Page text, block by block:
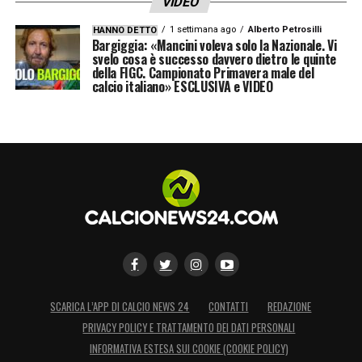
cintura Ito.Termina 2-2 una gara
correttissima, con soli 14 falli (7 a testa).
Solo gli olandesi sono stati ammoniti (3),
nessun cartellino per il Giappone.
LA PLAYLIST DELLE NOSTRE TOP NEWS
HANNO DETTO 1 settimana ago Alberto Petrosilli
Bargiggia: «Mancini voleva solo la Nazionale. Vi
svelo cosa è successo davvero dietro le quinte
della FIGC. Campionato Primavera male del
calcio italiano» ESCLUSIVA e VIDEO
SCARICA L’APP DI CALCIO NEWS 24 CONTATTI
REDAZIONE
PRIVACY POLICY E TRATTAMENTO DEI DATI PERSONALI
INFORMATIVA ESTESA SUI COOKIE (COOKIE POLICY)